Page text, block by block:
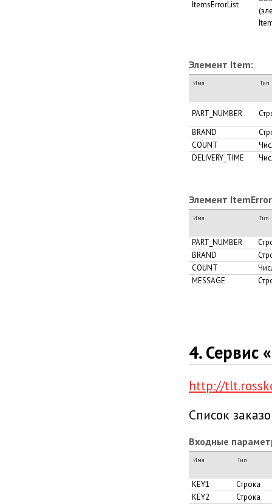
ItemsErrorList
Элемент Item:
Имя Тип
PART_NUMBER
BRAND
COUNT
DELIVERY_TIME
Элемент
Имя Тип
PART_NUMBER
BRAND
COUNT
MESSAGE
4. Сервис
http://
Список
Входные
Имя Тип
KEY1
Строка
KEY2
Строка